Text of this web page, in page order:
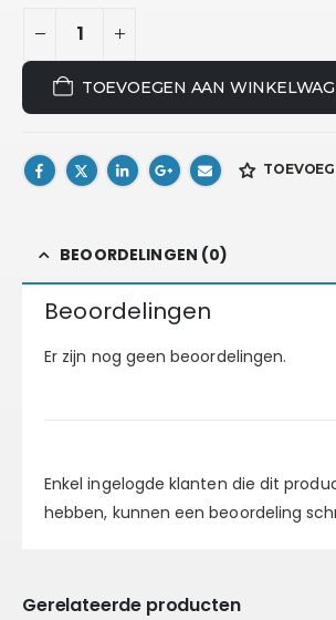
TOEVOEGEN AAN
BEOORDELINGEN (0)
Beoordelingen
Er zijn nog geen beoordelingen.
Enkel ingelogde klanten die dit
hebben, kunnen een beoordeling
Gerelateerde producten